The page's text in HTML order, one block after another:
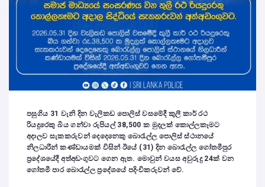
පසුගිය 31 වැනි දින වැලිකඩ පොලිස් වසමේදී කුලී කාර් රථ
රියදුරෙකු බිය ගන්වා රුපියල් 38,500 ක මුදලක් කොල්ලකෑමට
අදාලව සැකකරුවන් දෙදෙනෙකු බොරැල්ල පොලිස් ස්ථානයේ
නිලධාරීන් කණ්ඩායමක් විසින් ඊයේ (31) දින බොරැල්ල ගෝතමීපුර
ප්‍රදේශයේදී අත්අඩංගුවට ගෙන ඇත. මොවුන් වයස අවුරුදු 24ක් වන
ගෝතමී පාර බොරැල්ල ප්‍රදේශයේ පදිංචිකරුවන් වේ.